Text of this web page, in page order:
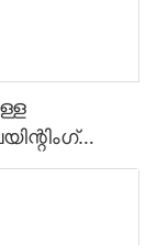
കോട്ടിംഗ്